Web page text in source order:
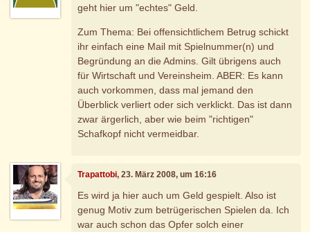
geht hier um "echtes" Geld.
Zum Thema: Bei offensichtlichem Betrug schickt
ihr einfach eine Mail mit Spielnummer(n) und
Begründung an die Admins. Gilt übrigens auch
für Wirtschaft und Vereinsheim. ABER: Es kann
auch vorkommen, dass mal jemand den
Überblick verliert oder sich verklickt. Das ist dann
zwar ärgerlich, aber wie beim "richtigen"
Schafkopf nicht vermeidbar.
Trapattobi, 23. März 2008, um 16:16
Es wird ja hier auch um Geld gespielt. Also ist
genug Motiv zum betrügerischen Spielen da. Ich
war auch schon das Opfer solch einer